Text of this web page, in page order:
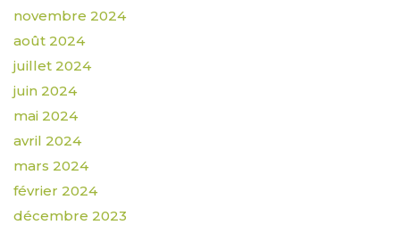
novembre 2024
août 2024
juillet 2024
juin 2024
mai 2024
avril 2024
mars 2024
février 2024
décembre 2023